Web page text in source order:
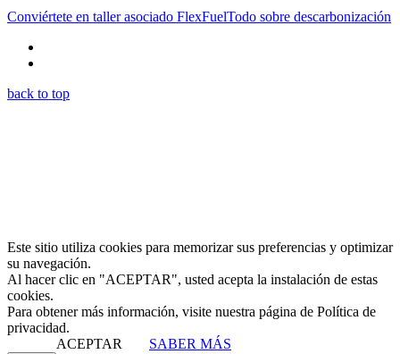
Conviértete en taller asociado FlexFuelTodo sobre descarbonización
back to top
Este sitio utiliza cookies para memorizar sus preferencias y optimizar
su navegación.
Al hacer clic en "ACEPTAR", usted acepta la instalación de estas
cookies.
Para obtener más información, visite nuestra página de Política de
privacidad.
ACEPTAR
SABER MÁS